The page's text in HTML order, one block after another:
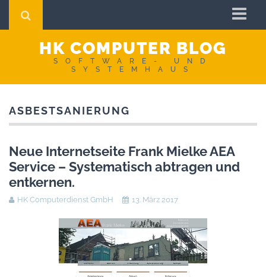
Startseite
Impressum
AGB
Datenschutzerklärung
HK COMPUTER BLOG
SOFTWARE- UND
SYSTEMHAUS
ASBESTSANIERUNG
Neue Internetseite Frank Mielke AEA
Service – Systematisch abtragen und
entkernen.
HK Computerdienst GmbH 13. März 2017